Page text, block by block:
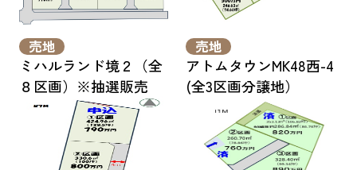
売地
ミハルランド境２（全
８区画）※抽選販売
売地
アトムタウンMK48西-4
(全3区画分譲地）